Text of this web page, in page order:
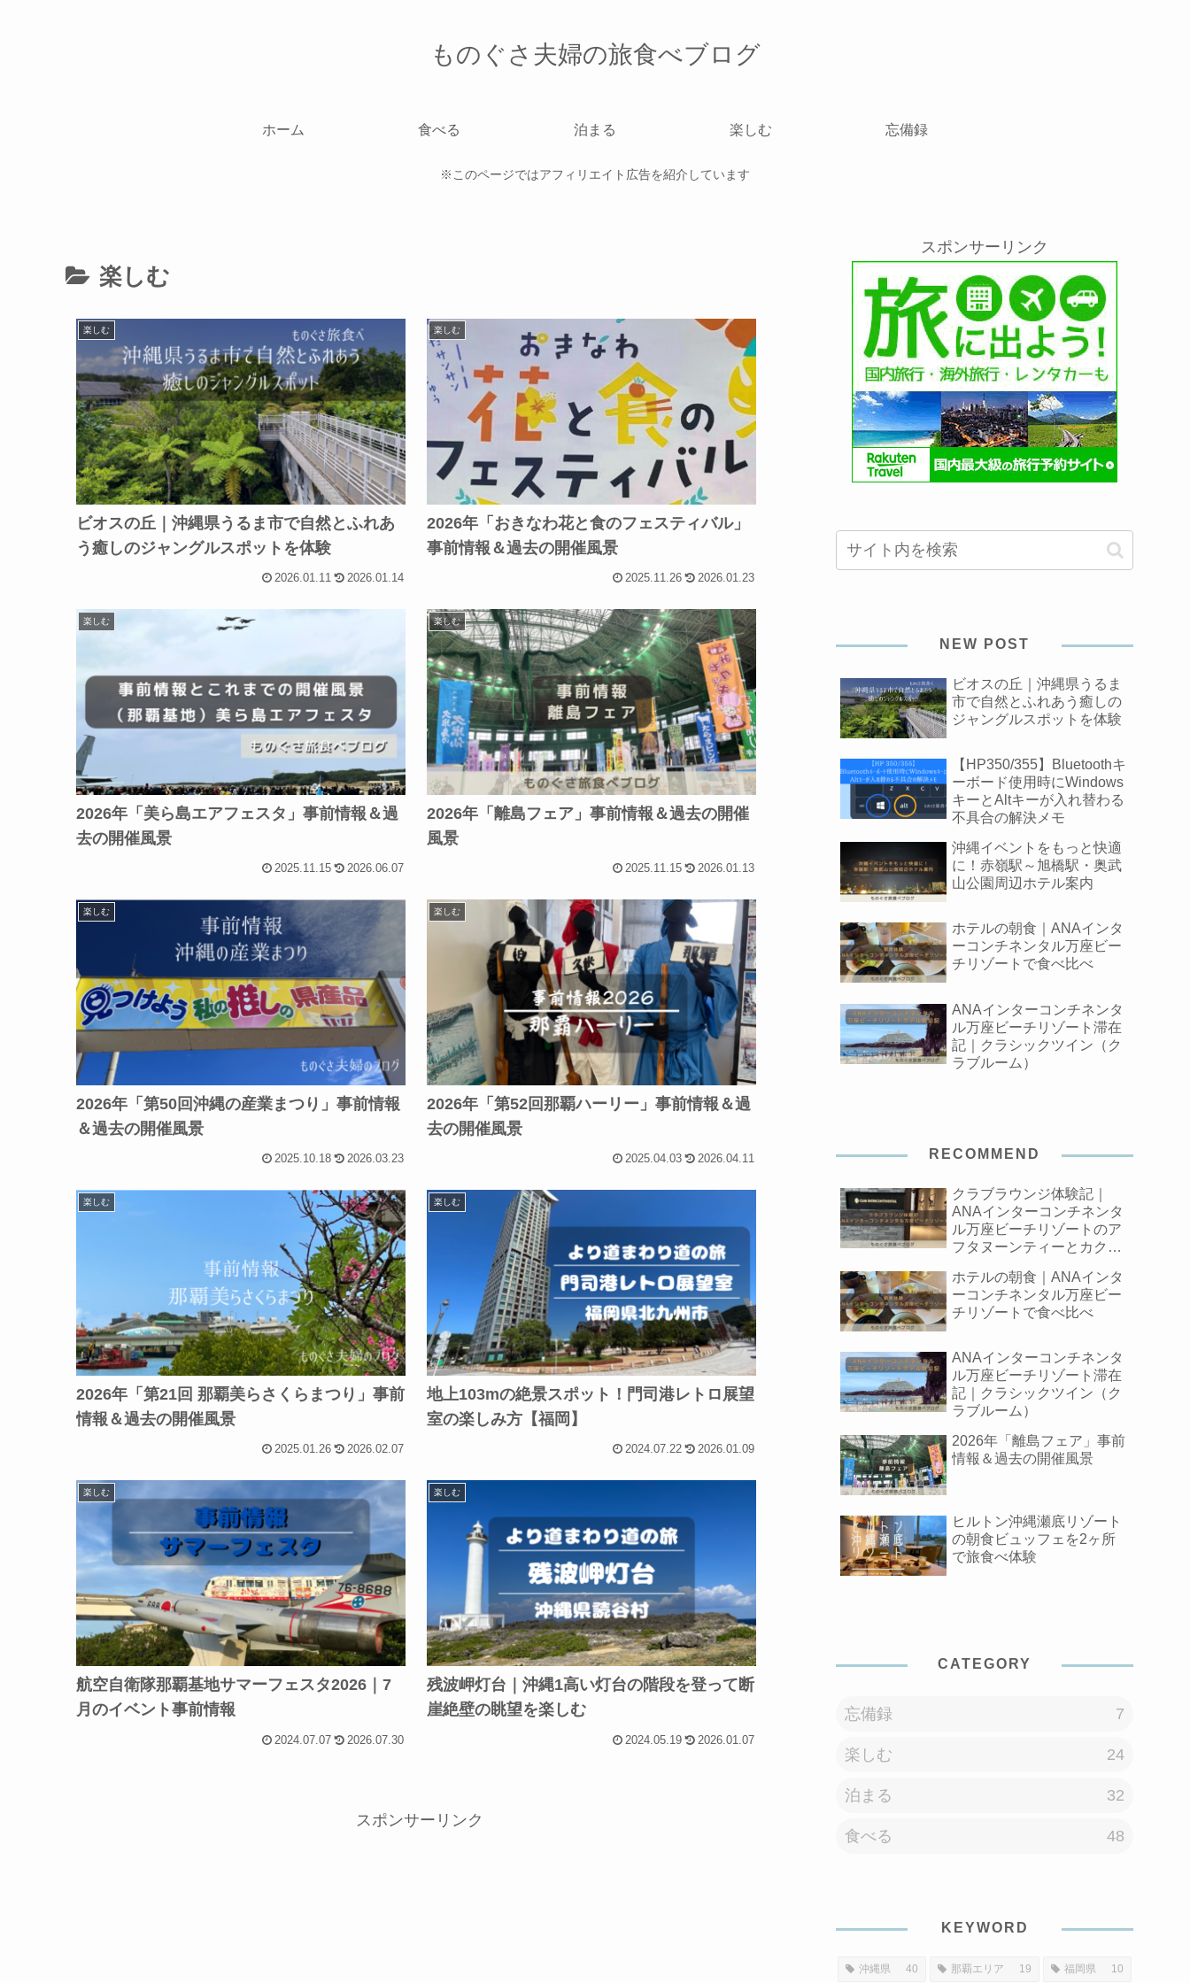
ものぐさ夫婦の旅食べブログ
ホーム 食べる 泊まる 楽しむ 忘備録
※このページではアフィリエイト広告を紹介しています
楽しむ
楽しむ
ビオスの丘｜沖縄県うるま市で自然とふれあ
う癒しのジャングルスポットを体験
2026.01.11 2026.01.14
楽しむ
2026年「おきなわ花と食のフェスティバル」
事前情報＆過去の開催風景
2025.11.26 2026.01.23
楽しむ
2026年「美ら島エアフェスタ」事前情報＆過
去の開催風景
2025.11.15 2026.06.07
楽しむ
2026年「離島フェア」事前情報＆過去の開催
風景
2025.11.15 2026.01.13
楽しむ
2026年「第50回沖縄の産業まつり」事前情報
＆過去の開催風景
2025.10.18 2026.03.23
楽しむ
2026年「第52回那覇ハーリー」事前情報＆過
去の開催風景
2025.04.03 2026.04.11
楽しむ
2026年「第21回 那覇美らさくらまつり」事前
情報＆過去の開催風景
2025.01.26 2026.02.07
楽しむ
地上103mの絶景スポット！門司港レトロ展望
室の楽しみ方【福岡】
2024.07.22 2026.01.09
楽しむ
航空自衛隊那覇基地サマーフェスタ2026｜7
月のイベント事前情報
2024.07.07 2026.07.30
楽しむ
残波岬灯台｜沖縄1高い灯台の階段を登って断
崖絶壁の眺望を楽しむ
2024.05.19 2026.01.07
スポンサーリンク
スポンサーリンク
NEW POST
ビオスの丘｜沖縄県うるま
市で自然とふれあう癒しの
ジャングルスポットを体験
【HP350/355】Bluetoothキ
ーボード使用時にWindows
キーとAltキーが入れ替わる
不具合の解決メモ
沖縄イベントをもっと快適
に！赤嶺駅～旭橋駅・奥武
山公園周辺ホテル案内
ホテルの朝食｜ANAインタ
ーコンチネンタル万座ビー
チリゾートで食べ比べ
ANAインターコンチネンタ
ル万座ビーチリゾート滞在
記｜クラシックツイン（ク
ラブルーム）
RECOMMEND
クラブラウンジ体験記｜
ANAインターコンチネンタ
ル万座ビーチリゾートのア
フタヌーンティーとカクテ
ホテルの朝食｜ANAインタ
ーコンチネンタル万座ビー
チリゾートで食べ比べ
ANAインターコンチネンタ
ル万座ビーチリゾート滞在
記｜クラシックツイン（ク
ラブルーム）
2026年「離島フェア」事前
情報＆過去の開催風景
ヒルトン沖縄瀬底リゾート
の朝食ビュッフェを2ヶ所
で旅食べ体験
CATEGORY
忘備録 7
楽しむ 24
泊まる 32
食べる 48
KEYWORD
沖縄県 40 那覇エリア 19 福岡県 10